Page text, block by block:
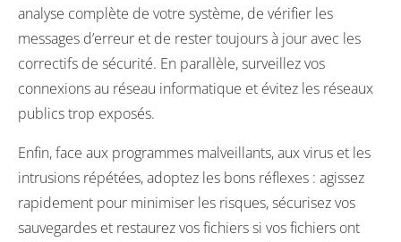
analyse complète de votre système, de vérifier les
messages d’erreur et de rester toujours à jour avec les
correctifs de sécurité. En parallèle, surveillez vos
connexions au réseau informatique et évitez les réseaux
publics trop exposés.
Enfin, face aux programmes malveillants, aux virus et les
intrusions répétées, adoptez les bons réflexes : agissez
rapidement pour minimiser les risques, sécurisez vos
sauvegardes et restaurez vos fichiers si vos fichiers ont